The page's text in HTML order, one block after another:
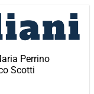
Perrino
Scotti